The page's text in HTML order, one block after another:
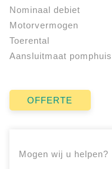
Nominaal debiet
Motorvermogen
Toerental
Aansluitmaat pomphuis
OFFERTE
Mogen wij u helpen?